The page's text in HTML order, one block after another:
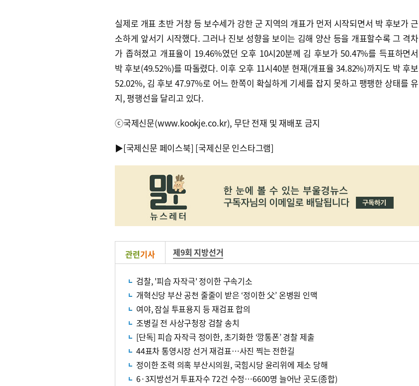
실제로 개표 초반 거창 등 보수세가 강한 군 지역의 개표가 먼저 시작되면서 박 후보가 근
소하게 앞서기 시작했다. 그러나 진보 성향을 보이는 김해 양산 등을 개표할수록 그 격차
가 좁혀졌고 개표율이 19.46%였던 오후 10시20분께 김 후보가 50.47%를 득표하면서
박 후보(49.52%)를 따돌렸다. 이후 오후 11시40분 현재(개표율 34.82%)까지도 박 후보
52.02%, 김 후보 47.97%로 어느 한쪽이 확실하게 기세를 잡지 못하고 팽팽한 상태를 유
지, 평행선을 달리고 있다.
ⓒ국제신문(www.kookje.co.kr), 무단 전재 및 재배포 금지
▶[국제신문 페이스북] [국제신문 인스타그램]
관련기사 제9회 지방선거
검찰, '피습 자작극' 정이한 구속기소
개혁신당 부산 공천 줄줄이 받은 ‘정이한 父’ 온병원 인맥
여야, 잠실 투표용지 등 재검표 합의
조병길 전 사상구청장 검찰 송치
[단독] 피습 자작극 정이한, 초기화한 ‘깡통폰’ 경찰 제출
44표차 통영시장 선거 재검표…사진 찍는 전한길
정이한 조력 의혹 부산시의원, 국힘시당 윤리위에 제소 당해
6·3지방선거 투표자수 72건 수정…6600명 늘어난 곳도(종합)